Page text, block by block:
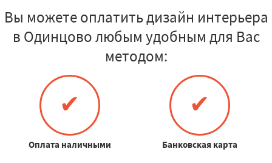
Вы можете оплатить дизайн интерьера
в Одинцово любым удобным для Вас
методом:
✔
Оплата наличными
✔
Банковская карта